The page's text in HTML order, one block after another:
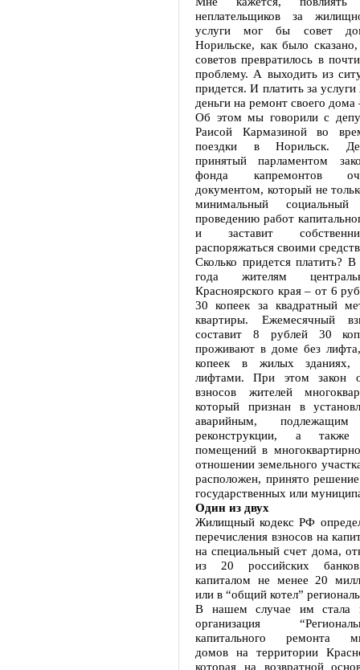
неплательщиков за
услуги мог бы совет
Норильске, как было
советов превратилось в
проблему. А выходить из
придется. И платить за
деньги на ремонт своего дома
Об этом мы говорили с
Раисой Кармазиной во
поездки в Норильск.
принятый парламентом
фонда капремонтов
документом, который не
минимальный
проведению работ
и заставит
распоряжаться своими
Сколько придется платить?
года жителям
Красноярского края – от 6
30 копеек за квадратный
квартиры. Ежемесячный
составит 8 рублей 30
проживают в доме без
копеек в жилых зданиях,
лифтами. При этом закон
взносов жителей
который признан в
аварийным,
реконструкции, а также
помещений в
отношении земельного
расположен, принято
государственных или
Один из двух
Жилищный кодекс РФ
перечисления взносов на
на специальный счет дома,
из 20 российских
капиталом не менее 20
или в “общий котел”
В нашем случае им стала
организация
капитального ремонта
домов на территории
которая на возвратной